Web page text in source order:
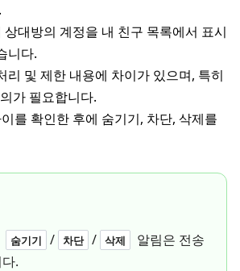
대방의 계정을 내 친구 목록에서 표시
니다.
리 및 제한 내용에 차이가 있으며, 특히
가 필요합니다.
를 확인한 후에 숨기기, 차단, 삭제를
숨기기 / 차단 / 삭제
알림은 전송
.